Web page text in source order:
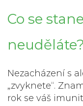
Co se
neuděláte?
Nezacházení s
„zvyknete“.
rok se váš